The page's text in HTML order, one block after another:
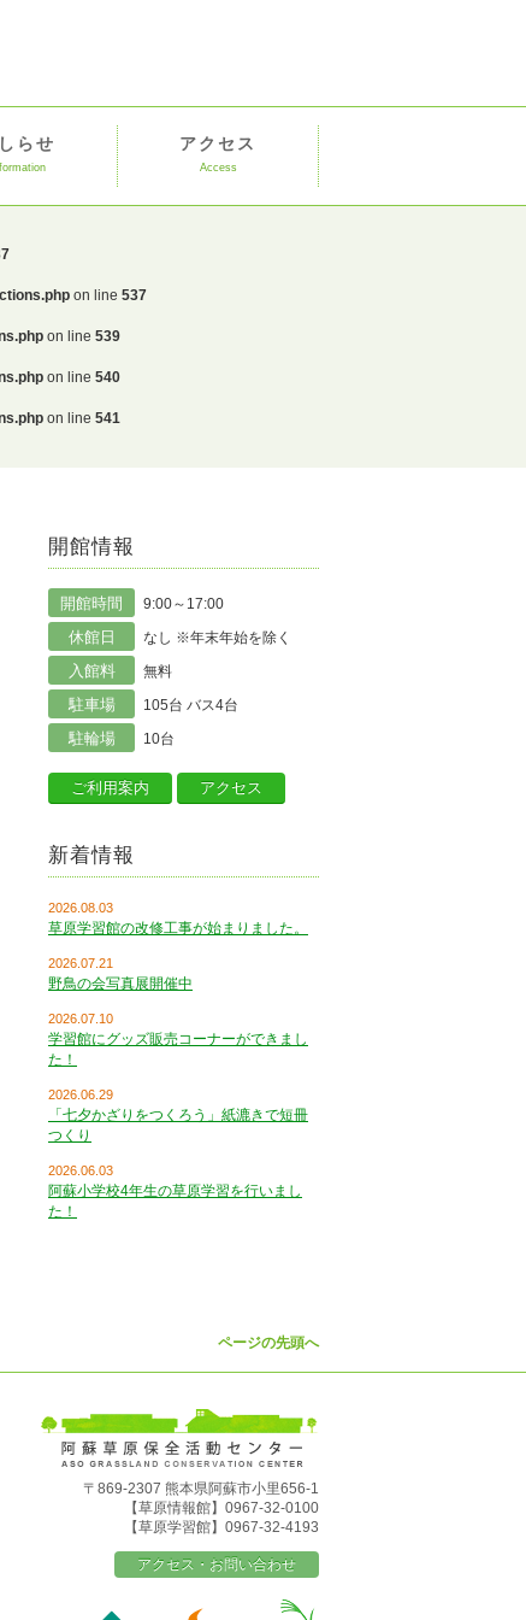
らせ アクセス
Access
on line 537
on line 539
on line 540
on line 541
開館情報
開館時間 9:00～17:00
休館日 なし ※年末年始を除く
入館料 無料
駐車場 105台 バス4台
駐輪場 10台
ご利用案内 アクセス
新着情報
2026.08.03
草原学習館の改修工事が始まりました。
2026.07.21
野鳥の会写真展開催中
2026.07.10
学習館にグッズ販売コーナーができまし
た！
2026.06.29
「七夕かざりをつくろう」紙漉きで短冊
つくり
2026.06.03
阿蘇小学校4年生の草原学習を行いまし
た！
ページの先頭へ
〒869-2307 熊本県阿蘇市小里656-1
【草原情報館】0967-32-0100
【草原学習館】0967-32-4193
アクセス・お問い合わせ